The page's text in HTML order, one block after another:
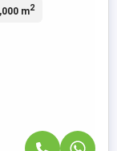
agricole care
nerambursabilă.
Structură
m2